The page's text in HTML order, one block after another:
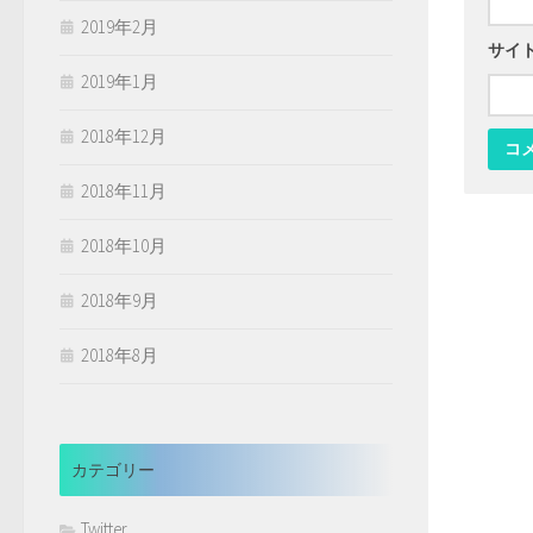
サイ
2019年2月
2019年1月
2018年12月
2018年11月
2018年10月
2018年9月
2018年8月
カテゴリー